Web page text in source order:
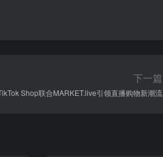
下一篇
Shop联合MARKET.live引领直播购物新潮流